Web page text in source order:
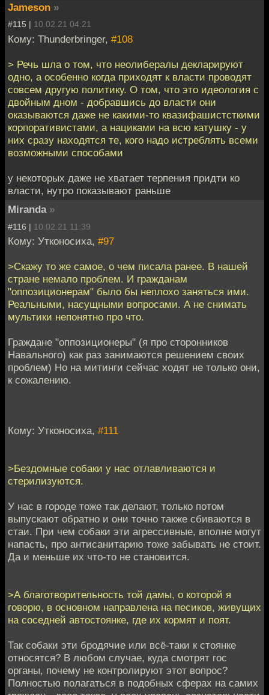
Jameson »
#115 | 10.02.21 04:21
Кому: Thunderbringer, #108
> Речь шла о том, что неолибералы декларируют
одно, а особенно когда приходят к власти проводят
совсем другую политику. О том, что это идеология с
двойным дном - добравшись до власти они
оказываются даже не какими-то квазифашистсткими
корпоративистами, а нациками на всю катушку - у
них сразу находятся те, кого надо истреблять всеми
возможными способами
у некоторых даже не хватает терпения придти ко
власти, нутро показывают раньше
Miranda »
#116 | 10.02.21 11:39
Кому: Утконосиха, #97
>Скажу то же самое, о чем писала ранее. В нашей
стране немало проблем. И гражданам
"оппозиционерам" было бы неплохо заняться ими.
Реальными, насущными вопросами. А не снимать
мультики непонятно про что.
Граждане "оппозиционеры" (я про сторонников
Навального) как раз занимаются решением своих
проблем) Но на митинги сейчас ходят не только они,
к сожалению.
Кому: Утконосиха, #111
>Бездомные собаки у нас отлавливаются и
стерилизуются.
У нас в городе тоже так делают, только потом
выпускают обратно и они точно также сбиваются в
стаи. При чем собаки эти агрессивные, вполне могут
напасть, про антисанитарию тоже забывать не стоит.
Да и меньше их что-то не становится.
>А благотворительность той дамы, о которой я
говорю, в основном направлена на песиков, живущих
на соседней автостоянке, где их кормят и поят.
Так собаки эти бродячие или всё-таки к стоянке
относятся? В любом случае, куда смотрят гос
органы, почему не контролируют этот вопрос?
Полностью полагаться в подобных сферах на самих